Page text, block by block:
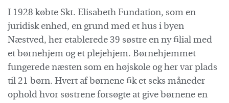
I 1928 købte Skt. Elisabeth Fundation, som en
juridisk enhed, en grund med et hus i byen
Næstved, her etablerede 39 søstre en ny filial med
et børnehjem og et plejehjem. Børnehjemmet
fungerede næsten som en højskole og her var plads
til 21 børn. Hvert af børnene fik et seks måneder
ophold hvor søstrene forsøgte at give børnene en